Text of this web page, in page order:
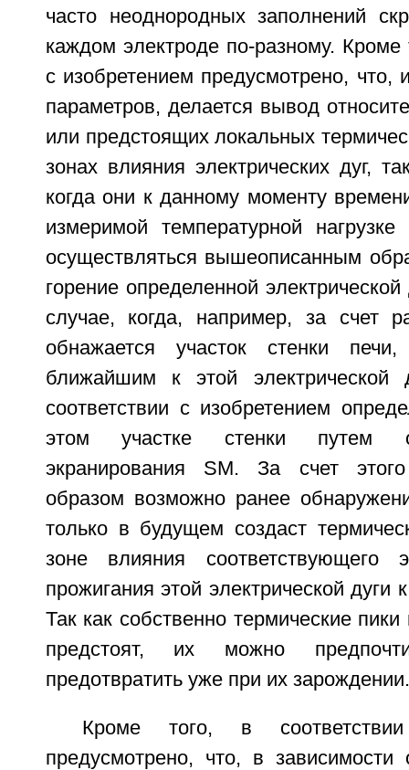
часто неоднородных заполнений
каждом электроде по-разному. Кроме
с изобретением предусмотрено, что,
параметров, делается вывод
или предстоящих локальных
зонах влияния электрических дуг,
когда они к данному моменту
измеримой температурной
осуществляться вышеописанным
горение определенной
случае, когда, например, за счет
обнажается участок стенки
ближайшим к этой
соответствии с изобретением
этом участке стенки путем
экранирования SM. За счет этого
образом возможно ранее
только в будущем создаст
зоне влияния соответствующего
прожигания этой электрической дуги
Так как собственно термические
предстоят, их можно
предотвратить уже при их зарождении.
Кроме того, в
предусмотрено, что, в